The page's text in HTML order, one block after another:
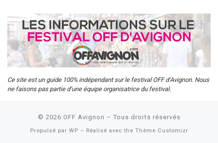
Ce site est un guide 100% indépendant sur le festival OFF d’Avignon. Nous
ne faisons pas partie d’une équipe organisatrice du festival.
© 2026 OFF Avignon – Tous droits réservés
Propulsé par WP – Réalisé avec the Thème Customizr